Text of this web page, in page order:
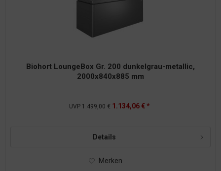
Biohort LoungeBox Gr. 200 dunkelgrau-metallic,
2000x840x885 mm
UVP 1.499,00 € 1.134,06 € *
Details
Merken